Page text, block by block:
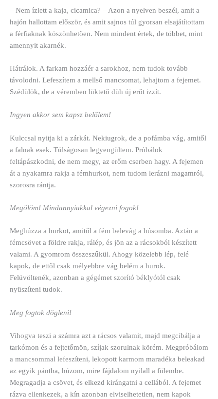
– Nem ízlett a kaja, cicamica? – Azon a nyelven beszél, amit a
hajón hallottam először, és amit sajnos túl gyorsan elsajátítottam
a férfiaknak köszönhetően. Nem mindent értek, de többet, mint
amennyit akarnék.
Hátrálok. A farkam hozzáér a sarokhoz, nem tudok tovább
távolodni. Lefeszítem a mellső mancsomat, lehajtom a fejemet.
Szédülök, de a véremben lüktető düh új erőt izzít.
Ingyen akkor sem kapsz belőlem!
Kulccsal nyitja ki a zárkát. Nekiugrok, de a pofámba vág, amitől
a falnak esek. Túlságosan legyengültem. Próbálok
feltápászkodni, de nem megy, az erőm cserben hagy. A fejemen
át a nyakamra rakja a fémhurkot, nem tudom lerázni magamról,
szorosra rántja.
Megölöm! Mindannyiukkal végezni fogok!
Meghúzza a hurkot, amitől a fém belevág a húsomba. Aztán a
fémcsövet a földre rakja, rálép, és jön az a rácsokból készített
valami. A gyomrom összeszűkül. Ahogy közelebb lép, felé
kapok, de ettől csak mélyebbre vág belém a hurok.
Felüvöltenék, azonban a gégémet szorító béklyótól csak
nyüszíteni tudok.
Meg fogtok dögleni!
Vihogva teszi a számra azt a rácsos valamit, majd megcibálja a
tarkómon és a fejtetőmön, szíjak szorulnak körém. Megpróbálom
a mancsommal lefeszíteni, lekopott karmom maradéka beleakad
az egyik pántba, húzom, mire fájdalom nyilall a fülembe.
Megragadja a csövet, és elkezd kirángatni a cellából. A fejemet
rázva ellenkezek, a kín azonban elviselhetetlen, nem kapok